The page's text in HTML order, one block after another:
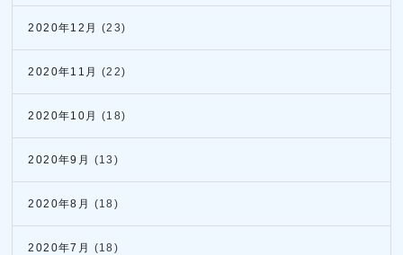
2020年12月 (23)
2020年11月 (22)
2020年10月 (18)
2020年9月 (13)
2020年8月 (18)
2020年7月 (18)